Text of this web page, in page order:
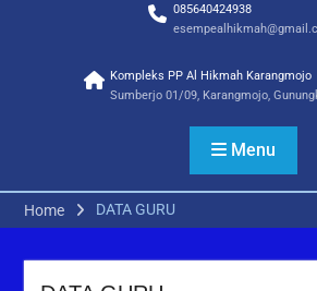
085640424938
Kompleks PP Al Hikmah Karangmojo
Sumberjo 01/09, Karangmojo,
Menu
Home DATA GURU